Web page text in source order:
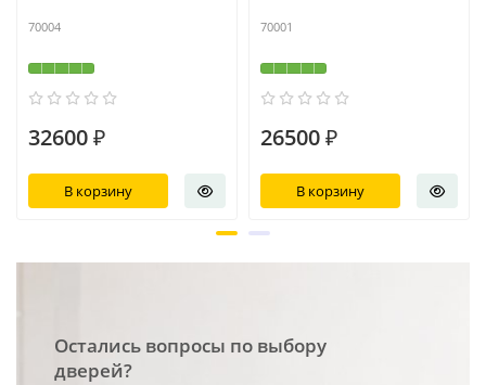
70004
32600 ₽
В корзину
70001
26500 ₽
В корзину
Остались вопросы по выбору
дверей?